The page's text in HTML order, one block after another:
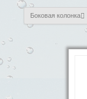
Боковая колонка